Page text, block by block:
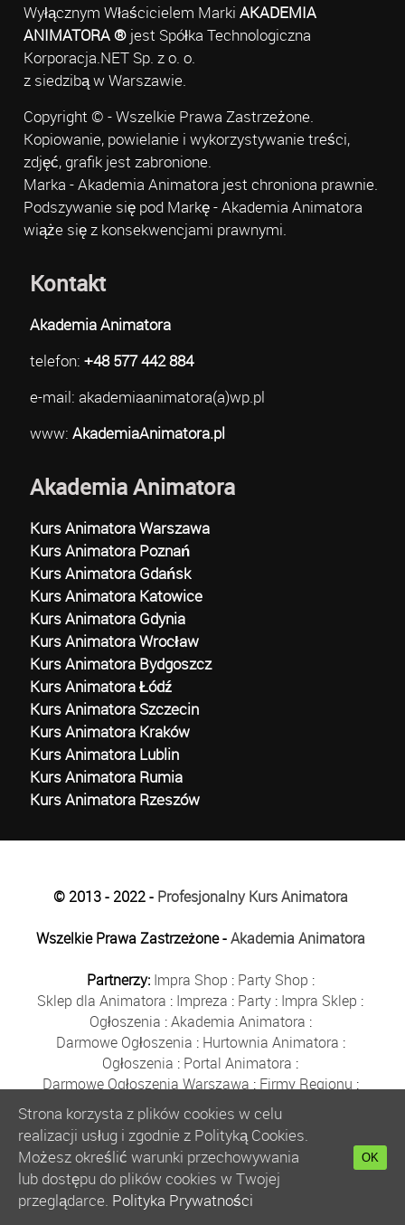
Wyłącznym Właścicielem Marki AKADEMIA
ANIMATORA ®jest Spółka Technologiczna
Korporacja.NET Sp. z o. o.
z siedzibą w Warszawie.
Copyright © - Wszelkie Prawa Zastrzeżone.
Kopiowanie, powielanie i wykorzystywanie treści,
zdjęć, grafik jest zabronione.
Marka - Akademia Animatora jest chroniona prawnie.
Podszywanie się pod Markę - Akademia Animatora
wiąże się z konsekwencjami prawnymi.
Kontakt
Akademia Animatora
telefon: +48 577 442 884
e-mail: akademiaanimatora(a)wp.pl
www: AkademiaAnimatora.pl
Akademia Animatora
Kurs Animatora Warszawa
Kurs Animatora Poznań
Kurs Animatora Gdańsk
Kurs Animatora Katowice
Kurs Animatora Gdynia
Kurs Animatora Wrocław
Kurs Animatora Bydgoszcz
Kurs Animatora Łódź
Kurs Animatora Szczecin
Kurs Animatora Kraków
Kurs Animatora Lublin
Kurs Animatora Rumia
Kurs Animatora Rzeszów
© 2013 - 2022 - Profesjonalny Kurs Animatora
Wszelkie Prawa Zastrzeżone -Akademia Animatora
Partnerzy: Impra Shop : Party Shop :
Sklep dla Animatora : Impreza : Party : Impra Sklep :
Ogłoszenia :Akademia Animatora :
Darmowe Ogłoszenia : Hurtownia Animatora :
Ogłoszenia : Portal Animatora :
Darmowe Ogłoszenia Warszawa : Firmy Regionu :
Płyn do Baniek:Solidne Firmy Ogłoszenia
Kurs Animatora:Solidna Firma:Bezpłatne Ogłoszenia
Animator Czasu Wolnego:
Bezpłatne Ogłoszenia Warszawa:sklep animatora:
Bańki Mydlane:Bezpłatne Ogłoszenia
Szkolenie Animatorów:Kurs Animatora
Strona korzysta z plików cookies w celu
realizacji usług i zgodnie z Polityką Cookies.
Możesz określić warunki przechowywania
lub dostępu do plików cookies w Twojej
przeglądarce. Polityka Prywatności
OK